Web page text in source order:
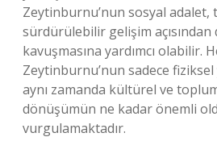
Zeytinburnu’nun sosyal adalet,
sürdürülebilir gelişim açısından
kavuşmasına yardımcı olabilir.
Zeytinburnu’nun sadece fiziksel
aynı zamanda kültürel ve
dönüşümün ne kadar önemli
vurgulamaktadır.